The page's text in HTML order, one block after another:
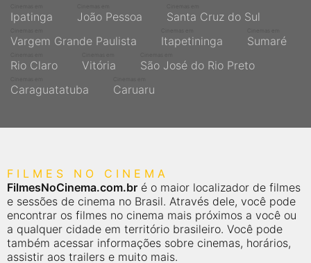
Ipatinga João Pessoa Santa Cruz do Sul
Vargem Grande Paulista Itapetininga Sumaré
Rio Claro Vitória São José do Rio Preto
Caraguatatuba Caruaru
FILMES NO CINEMA
FilmesNoCinema.com.br é o maior localizador de filmes
e sessões de cinema no Brasil. Através dele, você pode
encontrar os filmes no cinema mais próximos a você ou
a qualquer cidade em território brasileiro. Você pode
também acessar informações sobre cinemas, horários,
assistir aos trailers e muito mais.